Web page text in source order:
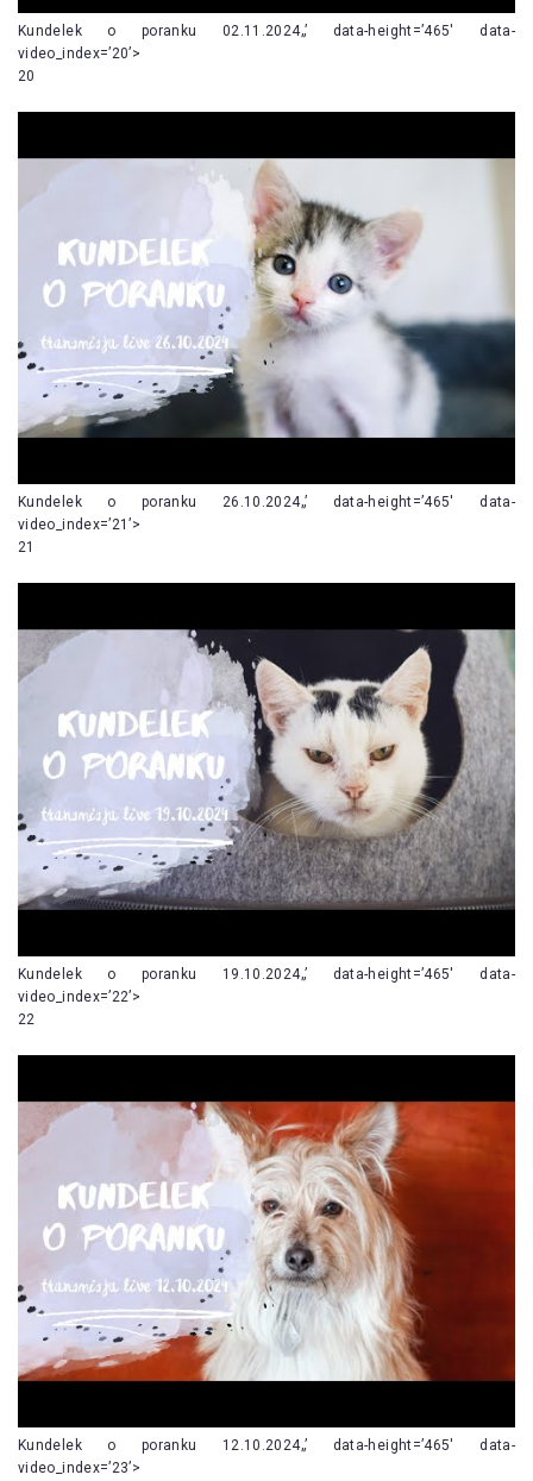
Kundelek o poranku 02.11.2024„’ data-height=’465′ data-
video_index=’20’>
20
Kundelek o poranku 26.10.2024„’ data-height=’465′ data-
video_index=’21’>
21
Kundelek o poranku 19.10.2024„’ data-height=’465′ data-
video_index=’22’>
22
Kundelek o poranku 12.10.2024„’ data-height=’465′ data-
video_index=’23’>